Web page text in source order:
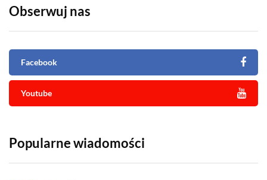
Obserwuj nas
Facebook
Youtube
Popularne wiadomości